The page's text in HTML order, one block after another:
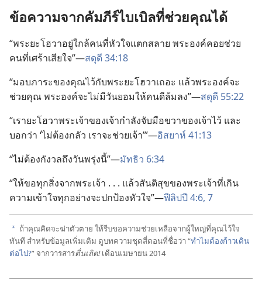
ข้อ​ความ​จาก​คัมภีร์​ไบเบิล​ที่​ช่วย​คุณ​ได้
“พระ​ยะโฮวา​อยู่​ใกล้​คน​ที่​หัวใจ​แตก​สลาย พระองค์​คอย​ช่วย​
คน​ที่​เศร้า​เสียใจ”—สดุดี 34:18
“มอบ​ภาระ​ของ​คุณ​ไว้​กับ​พระ​ยะโฮวา​เถอะ แล้ว​พระองค์​จะ​
ช่วย​คุณ พระองค์​จะ​ไม่​มี​วัน​ยอม​ให้​คน​ดี​ล้ม​ลง”—สดุดี 55:22
“เรา​ยะโฮวา​พระเจ้า​ของ​เจ้า​กำลัง​จับ​มือ​ขวา​ของ​เจ้า​ไว้ และ​
บอก​ว่า ‘ไม่​ต้อง​กลัว เรา​จะ​ช่วย​เจ้า’”—อิสยาห์ 41:13
“ไม่​ต้อง​กังวล​ถึง​วัน​พรุ่ง​นี้”—มัทธิว 6:34
“ให้​ขอ​ทุก​สิ่ง​จาก​พระเจ้า . . . แล้ว​สันติ​สุข​ของ​พระเจ้า​ที่​เกิน​
ความ​เข้าใจ​ทุก​อย่าง​จะ​ปก​ป้อง​หัวใจ”—ฟีลิปปี 4:6, 7
a ถ้า​คุณ​คิด​จะ​ฆ่า​ตัว​ตาย ให้​รีบ​ขอ​ความ​ช่วยเหลือ​จาก​ผู้​ใหญ่​ที่​คุณ​ไว้​ใจ​
ทันที สำหรับ​ข้อมูล​เพิ่ม​เติม ดู​บทความ​ชุด​สี่​ตอน​ที่​ชื่อ​ว่า “ทำไม​ต้อง​ก้าว​เดิน​
ต่อ​ไป?” จาก​วารสาร​ตื่นเถิด!เดือน​เมษายน 2014